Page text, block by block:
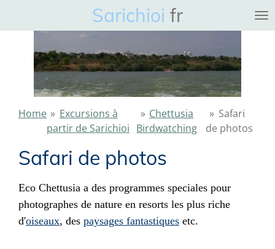
hoofdinhoud
Sarichioi fr
Home » Excursions à
partir de Sarichioi
» Chettusia
Birdwatching
» Safari
de photos
Safari de photos
Eco Chettusia a des programmes speciales pour
photographes de nature en resorts les plus riche
d'oiseaux, des paysages fantastiques etc.